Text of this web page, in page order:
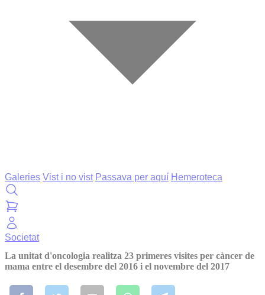
Galeries Vist i no vist Passava per aquí Hemeroteca
Societat
La unitat d'oncologia realitza 23 primeres visites per càncer de
mama entre el desembre del 2016 i el novembre del 2017